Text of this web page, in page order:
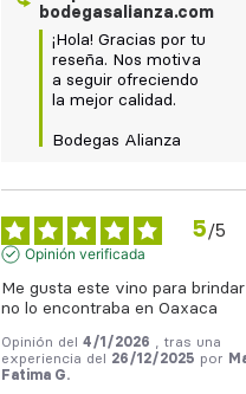
bodegasalianza.com
¡Hola! Gracias por tu
reseña. Nos motiva
a seguir ofreciendo
la mejor calidad.
Bodegas Alianza
5/5
Opinión verificada
Me gusta este vino para
no lo encontraba en Oaxaca
Opinión del 4/1/2026
, tras una
experiencia del 26/12/2025 por
Fatima G.